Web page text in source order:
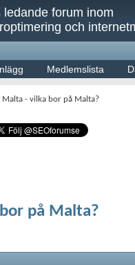
ledande forum inom
och
Medlemslista
Malta - vilka bor på Malta?
på Malta?